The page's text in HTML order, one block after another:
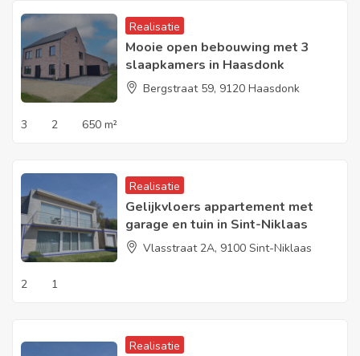
Realisatie
Mooie open bebouwing met 3
slaapkamers in Haasdonk
Bergstraat 59, 9120 Haasdonk
3 2 650 m²
Realisatie
Gelijkvloers appartement met
garage en tuin in Sint-Niklaas
Vlasstraat 2A, 9100 Sint-Niklaas
2 1
Realisatie